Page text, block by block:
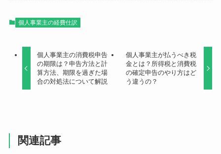
個人事業主の経費仕訳
個人事業主の消費税申告
の期限は？申告方法と計
算方法、期限を過ぎた場
合の対処法について解説
個人事業主が払うべき税
金とは？所得税と消費税
の確定申告のやり方はど
う違うの？
関連記事